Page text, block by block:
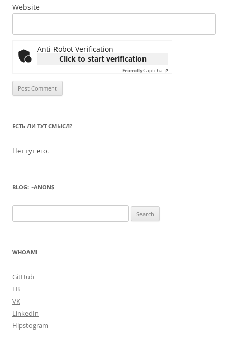
Website
Anti-Robot Verification
Click to start verification
FriendlyCaptcha ⇗
ЕСТЬ ЛИ ТУТ СМЫСЛ?
Нет тут его.
BLOG: ~ANON$
for:
WHOAMI
GitHub
FB
VK
LinkedIn
Hipstogram